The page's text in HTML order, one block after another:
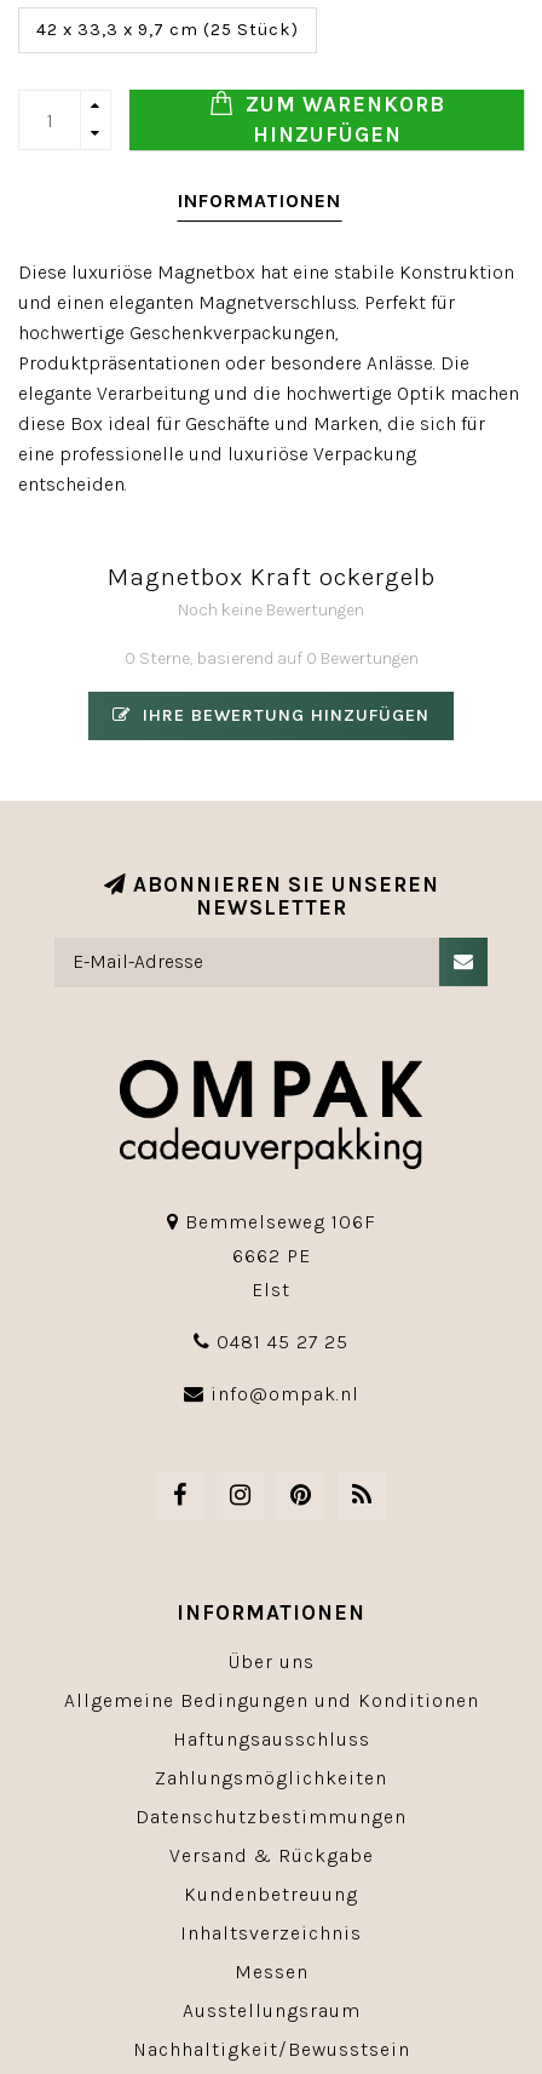
42 x 33,3 x 9,7 cm (25 Stück)
ZUM WARENKORB
HINZUFÜGEN
INFORMATIONEN
Diese luxuriöse Magnetbox hat eine stabile Konstruktion
und einen eleganten Magnetverschluss. Perfekt für
hochwertige Geschenkverpackungen,
Produktpräsentationen oder besondere Anlässe. Die
elegante Verarbeitung und die hochwertige Optik machen
diese Box ideal für Geschäfte und Marken, die sich für
eine professionelle und luxuriöse Verpackung
entscheiden.
Magnetbox Kraft ockergelb
Noch keine Bewertungen
0 Sterne, basierend auf 0 Bewertungen
IHRE BEWERTUNG HINZUFÜGEN
ABONNIEREN SIE UNSEREN
NEWSLETTER
Bemmelseweg 106F
6662 PE
Elst
0481 45 27 25
info@ompak.nl
INFORMATIONEN
Über uns
Allgemeine Bedingungen und Konditionen
Haftungsausschluss
Zahlungsmöglichkeiten
Datenschutzbestimmungen
Versand & Rückgabe
Kundenbetreuung
Inhaltsverzeichnis
Messen
Ausstellungsraum
Nachhaltigkeit/Bewusstsein